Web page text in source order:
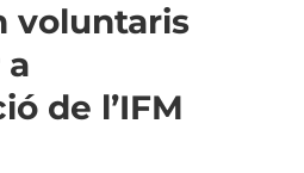
voluntaris
de l’IFM